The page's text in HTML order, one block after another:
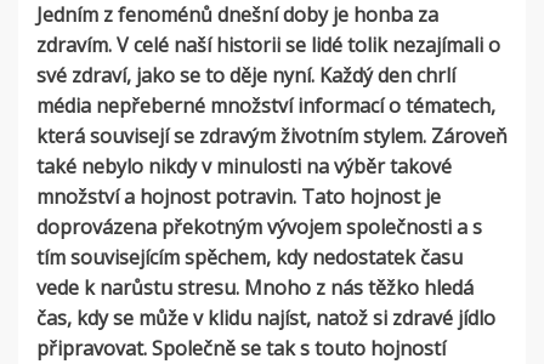
Jedním z fenoménů dnešní doby je honba za
zdravím. V celé naší historii se lidé tolik nezajímali o
své zdraví, jako se to děje nyní. Každý den chrlí
média nepřeberné množství informací o tématech,
která souvisejí se zdravým životním stylem. Zároveň
také nebylo nikdy v minulosti na výběr takové
množství a hojnost potravin. Tato hojnost je
doprovázena překotným vývojem společnosti a s
tím souvisejícím spěchem, kdy nedostatek času
vede k narůstu stresu. Mnoho z nás těžko hledá
čas, kdy se může v klidu najíst, natož si zdravé jídlo
připravovat. Společně se tak s touto hojností